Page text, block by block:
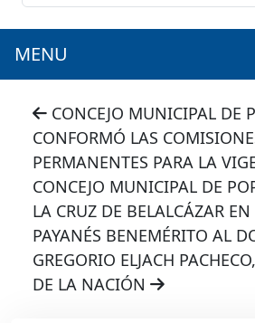
MENU
CONCEJO MUNICIPAL DE
CONFORMÓ LAS
PERMANENTES PARA LA
CONCEJO MUNICIPAL DE
LA CRUZ DE BELALCÁZAR
PAYANÉS BENEMÉRITO AL
GREGORIO ELJACH
DE LA NACIÓN